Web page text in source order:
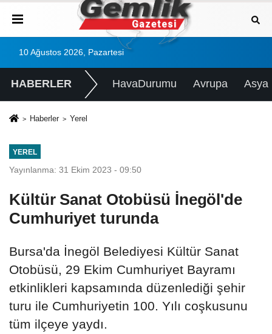
10 Ağustos 2026, Pazartesi
HABERLER HavaDurumu Avrupa Asya
Haberler Yerel
YEREL
Yayınlanma: 31 Ekim 2023 - 09:50
Kültür Sanat Otobüsü İnegöl'de
Cumhuriyet turunda
Bursa'da İnegöl Belediyesi Kültür Sanat
Otobüsü, 29 Ekim Cumhuriyet Bayramı
etkinlikleri kapsamında düzenlediği şehir
turu ile Cumhuriyetin 100. Yılı coşkusunu
tüm ilçeye yaydı.